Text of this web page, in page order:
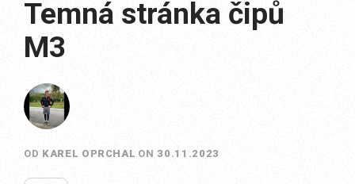
Temná stránka čipů
M3
OD KAREL OPRCHAL ON30.11.2023